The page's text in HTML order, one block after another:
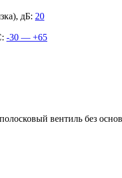
дБ: 20
: -30 — +65
вентиль без